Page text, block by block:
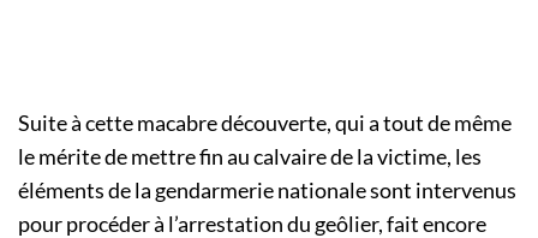
Suite à cette macabre découverte, qui a tout de même
le mérite de mettre fin au calvaire de la victime, les
éléments de la gendarmerie nationale sont intervenus
pour procéder à l’arrestation du geôlier, fait encore